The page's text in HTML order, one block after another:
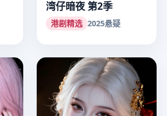
湾仔暗夜 第2季
港剧精选 2025悬疑